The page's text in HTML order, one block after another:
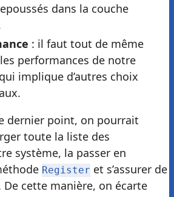
dans la couche
: il faut tout de même
performances de notre
implique d’autres choix
dernier point, on pourrait
toute la liste des
système, la passer en
Register et s’assurer de
De cette manière, on écarte